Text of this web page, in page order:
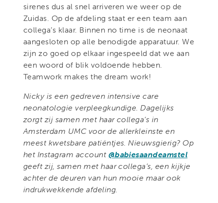
sirenes dus al snel arriveren we weer op de
Zuidas. Op de afdeling staat er een team aan
collega’s klaar. Binnen no time is de neonaat
aangesloten op alle benodigde apparatuur. We
zijn zo goed op elkaar ingespeeld dat we aan
een woord of blik voldoende hebben.
Teamwork makes the dream work!
Nicky is een gedreven intensive care
neonatologie verpleegkundige. Dagelijks
zorgt zij samen met haar collega’s in
Amsterdam UMC voor de allerkleinste en
meest kwetsbare patiëntjes. Nieuwsgierig? Op
het Instagram account @babiesaandeamstel
geeft zij, samen met haar collega’s, een kijkje
achter de deuren van hun mooie maar ook
indrukwekkende afdeling.